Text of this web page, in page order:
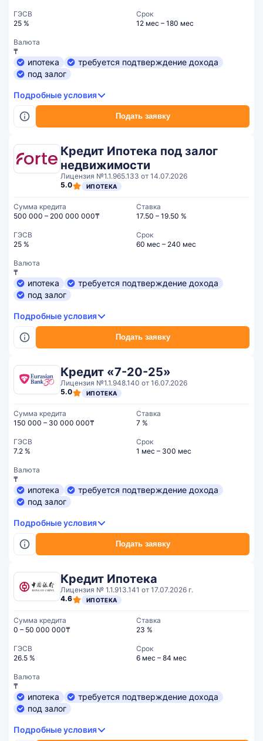
Подать заявку
ГЭСВ
25 %
Срок
12 мес – 180 мес
Валюта
₸
ипотека
требуется подтверждение дохода
под залог
Подробные условия
Кредит Ипотека под залог
недвижимости
Лицензия №1.1.965.133 от 14.07.2026
5.0
ИПОТЕКА
Подать заявку
Сумма кредита
500 000 – 200 000 000₸
Ставка
17.50 – 19.50 %
ГЭСВ
25 %
Срок
60 мес – 240 мес
Валюта
₸
ипотека
требуется подтверждение дохода
под залог
Подробные условия
Кредит «7-20-25»
Лицензия №1.1.948.140 от 16.07.2026
5.0
ИПОТЕКА
Подать заявку
Сумма кредита
150 000 – 30 000 000₸
Ставка
7 %
ГЭСВ
7.2 %
Срок
1 мес – 300 мес
Валюта
₸
ипотека
требуется подтверждение дохода
под залог
Подробные условия
Кредит Ипотека
Лицензия № 1.1.913.141 от 17.07.2026 г.
4.6
ИПОТЕКА
Сумма кредита
0 – 50 000 000₸
Ставка
23 %
ГЭСВ
26.5 %
Срок
6 мес – 84 мес
Валюта
₸
ипотека
требуется подтверждение дохода
под залог
Подробные условия